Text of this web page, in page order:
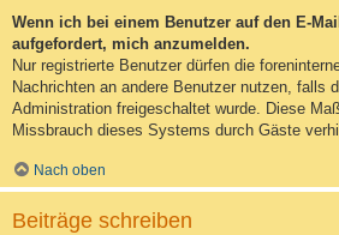
Wenn ich bei einem Benutzer auf den E-
aufgefordert, mich anzumelden.
Nur registrierte Benutzer dürfen die
Nachrichten an andere Benutzer nutzen, falls
Administration freigeschaltet wurde. Diese
Missbrauch dieses Systems durch Gäste
Nach oben
Beiträge schreiben